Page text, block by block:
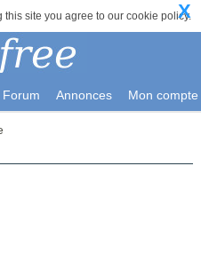
this site you agree to our cookie policy.
X
Forum Annonces Mon compte